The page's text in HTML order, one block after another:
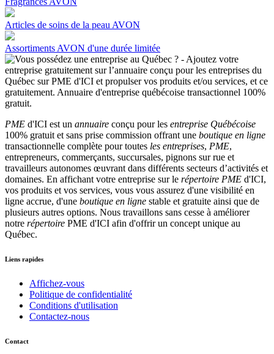
Articles de soins de la peau AVON
Assortiments AVON d'une durée limitée
PME d'ICI est un annuaire conçu pour les entreprise Québécoise
100% gratuit et sans prise commission offrant une boutique en ligne
transactionnelle complète pour toutes les entreprises, PME,
entrepreneurs, commerçants, succursales, pignons sur rue et
travailleurs autonomes œuvrant dans différents secteurs d’activités et
domaines. En affichant votre entreprise sur le répertoire PME d'ICI,
vos produits et vos services, vous vous assurez d'une visibilité en
ligne accrue, d'une boutique en ligne stable et gratuite ainsi que de
plusieurs autres options. Nous travaillons sans cesse à améliorer
notre répertoire PME d'ICI afin d'offrir un concept unique au
Québec.
Liens rapides
Affichez-vous
Politique de confidentialité
Conditions d'utilisation
Contactez-nous
Contact